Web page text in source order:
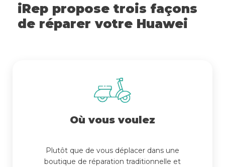
iRep propose trois façons
de réparer votre Huawei
Où vous voulez
Plutôt que de vous déplacer dans une
boutique de réparation traditionnelle et